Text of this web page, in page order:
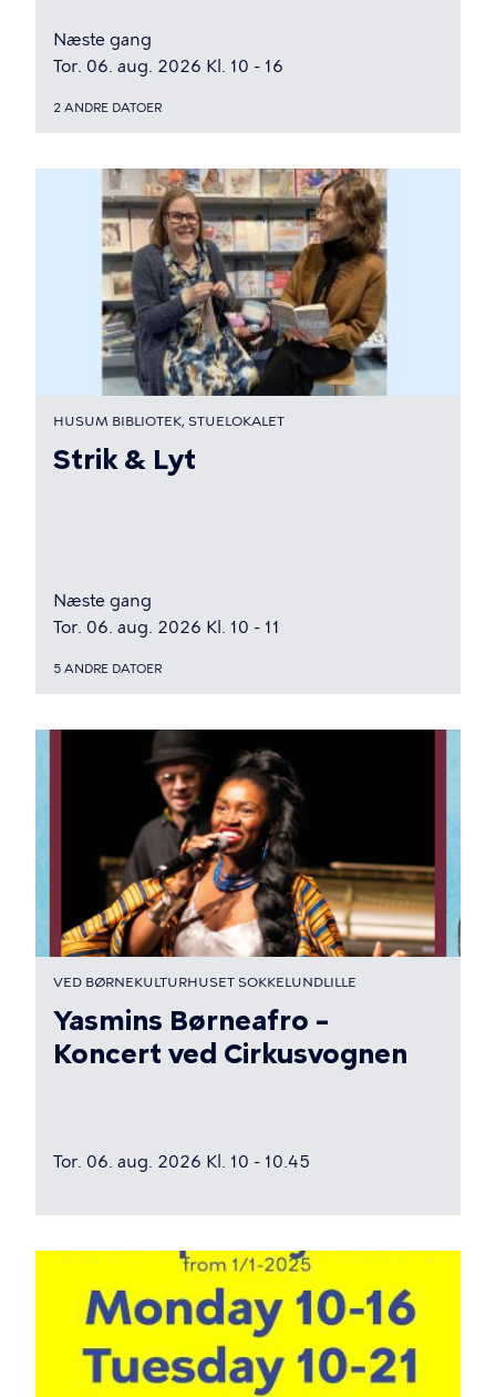
Næste gang
Tor. 06. aug. 2026 Kl. 10 - 16
2 ANDRE DATOER
HUSUM BIBLIOTEK, STUELOKALET
Strik & Lyt
Næste gang
Tor. 06. aug. 2026 Kl. 10 - 11
5 ANDRE DATOER
VED BØRNEKULTURHUSET SOKKELUNDLILLE
Yasmins Børneafro –
Koncert ved Cirkusvognen
Tor. 06. aug. 2026 Kl. 10 - 10.45